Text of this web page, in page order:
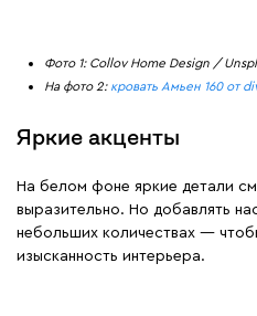
Фото 1: Collov Home Design /
На фото 2: кровать Амьен 160 от
Яркие акценты
На белом фоне яркие детали
выразительно. Но добавлять
небольших количествах —
изысканность интерьера.